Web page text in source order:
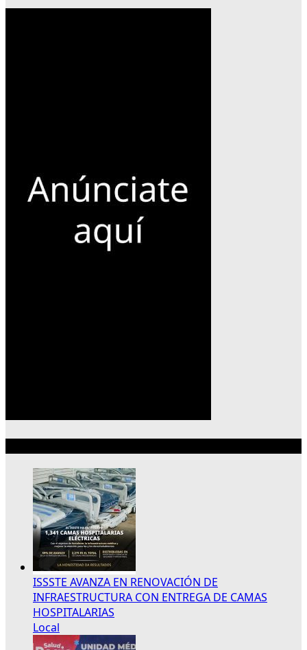
ISSSTE AVANZA EN RENOVACIÓN DE
INFRAESTRUCTURA CON ENTREGA DE CAMAS
HOSPITALARIAS
Local